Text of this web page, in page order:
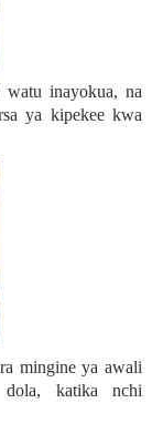
inayokua, na
ya kipekee kwa
mingine ya awali
katika nchi